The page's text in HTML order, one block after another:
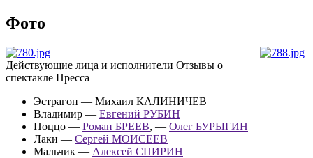
Фото
Действующие лица и исполнители Отзывы о
спектакле Пресса
Эстрагон — Михаил КАЛИНИЧЕВ
Владимир — Евгений РУБИН
Поццо — Роман БРЕЕВ, — Олег БУРЫГИН
Лаки — Сергей МОИСЕЕВ
Мальчик — Алексей СПИРИН